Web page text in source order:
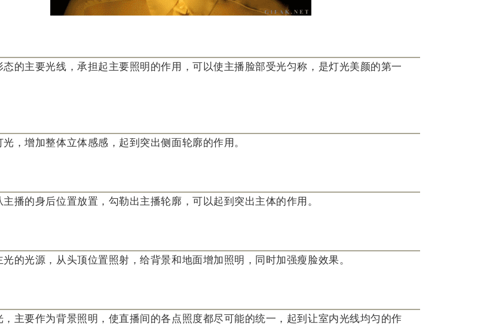
态的主要光线，承担起主要照明的作用，可以使主播脸部受光匀称，是灯光美颜的第一
，增加整体立体感感，起到突出侧面轮廓的作用。
主播的身后位置放置，勾勒出主播轮廓，可以起到突出主体的作用。
的光源，从头顶位置照射，给背景和地面增加照明，同时加强瘦脸效果。
，主要作为背景照明，使直播间的各点照度都尽可能的统一，起到让室内光线均匀的作